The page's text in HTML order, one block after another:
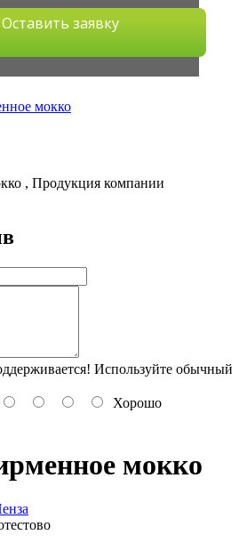
Оставить заявку
, Продукция компании
Используйте обычный
Хорошо
мокко